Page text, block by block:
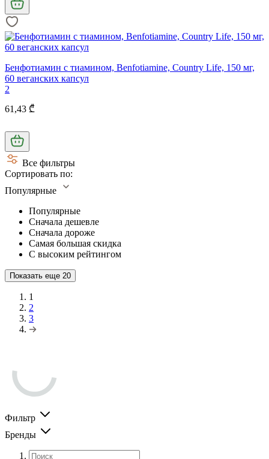
Бенфотиамин c тиамином, Benfotiamine, Country Life, 150 мг,
60 веганских капсул
2
61,43 ₾
Все фильтры
Сортировать по:
Популярные
Популярные
Сначала дешевле
Сначала дороже
Самая большая скидка
С высоким рейтингом
Показать еще 20
1
2
3
Фильтр
Бренды